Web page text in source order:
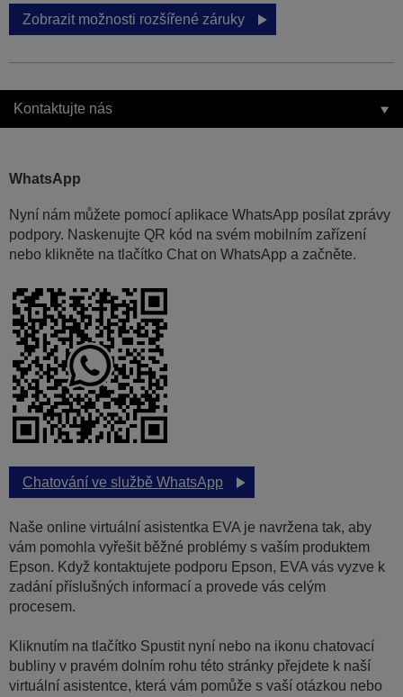
Zobrazit možnosti rozšířené záruky
Kontaktujte nás
WhatsApp
Nyní nám můžete pomocí aplikace WhatsApp posílat zprávy
podpory. Naskenujte QR kód na svém mobilním zařízení
nebo klikněte na tlačítko Chat on WhatsApp a začněte.
Chatování ve službě WhatsApp
Naše online virtuální asistentka EVA je navržena tak, aby
vám pomohla vyřešit běžné problémy s vaším produktem
Epson. Když kontaktujete podporu Epson, EVA vás vyzve k
zadání příslušných informací a provede vás celým
procesem.
Kliknutím na tlačítko Spustit nyní nebo na ikonu chatovací
bubliny v pravém dolním rohu této stránky přejdete k naší
virtuální asistentce, která vám pomůže s vaší otázkou nebo